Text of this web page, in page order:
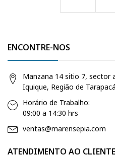
ENCONTRE-NOS
Manzana 14 sitio 7, sector
Iquique, Região de
Horário de Trabalho:
09:00 a 14:30 hrs
ventas@marensepia.com
ATENDIMENTO AO CLIENTE